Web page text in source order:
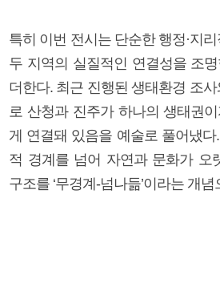
특히 이번 전시는 단순한 행정·지
두 지역의 실질적인 연결성을 조
더한다. 최근 진행된 생태환경 조
로 산청과 진주가 하나의 생태권
게 연결돼 있음을 예술로 풀어냈
적 경계를 넘어 자연과 문화가 오
구조를 ‘무경계-넘나듦’이라는 개